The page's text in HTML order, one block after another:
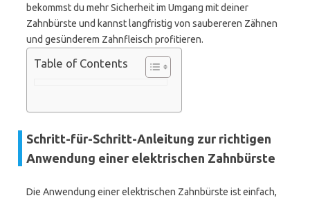
bekommst du mehr Sicherheit im Umgang mit deiner
Zahnbürste und kannst langfristig von saubereren Zähnen
und gesünderem Zahnfleisch profitieren.
Table of Contents
Schritt-für-Schritt-Anleitung zur richtigen
Anwendung einer elektrischen Zahnbürste
Die Anwendung einer elektrischen Zahnbürste ist einfach,